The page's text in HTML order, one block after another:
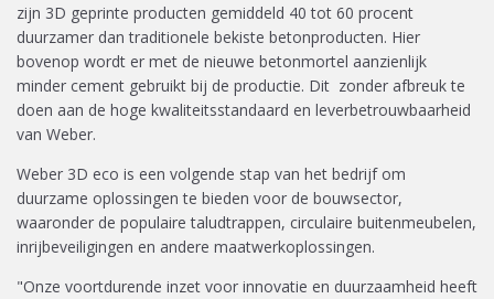
zijn 3D geprinte producten gemiddeld 40 tot 60 procent
duurzamer dan traditionele bekiste betonproducten. Hier
bovenop wordt er met de nieuwe betonmortel aanzienlijk
minder cement gebruikt bij de productie. Dit zonder afbreuk te
doen aan de hoge kwaliteitsstandaard en leverbetrouwbaarheid
van Weber.
Weber 3D eco is een volgende stap van het bedrijf om
duurzame oplossingen te bieden voor de bouwsector,
waaronder de populaire taludtrappen, circulaire buitenmeubelen,
inrijbeveiligingen en andere maatwerkoplossingen.
"Onze voortdurende inzet voor innovatie en duurzaamheid heeft